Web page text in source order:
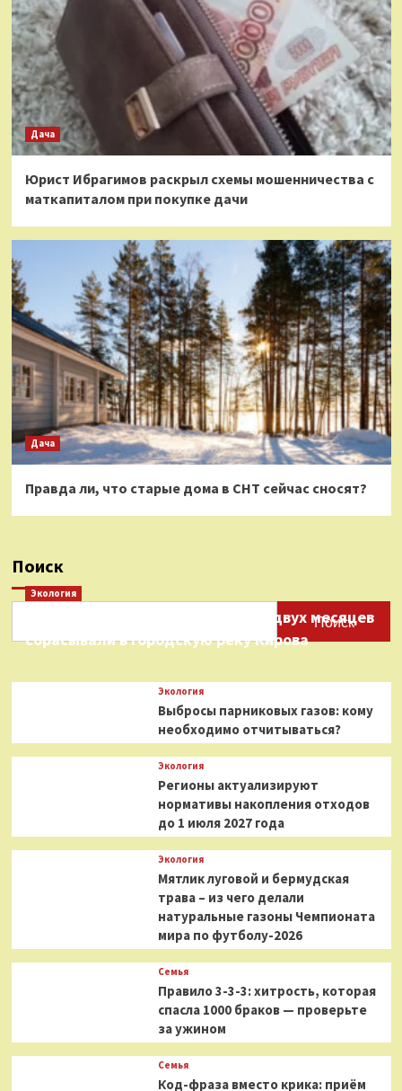
Дача
Юрист Ибрагимов раскрыл схемы мошенничества с
маткапиталом при покупке дачи
Дача
Правда ли, что старые дома в СНТ сейчас сносят?
Поиск
Поиск
Экология
Нефтепродукты на протяжении двух месяцев
сбрасывали в городскую реку Кирова
Экология
Выбросы парниковых газов: кому
необходимо отчитываться?
Экология
Регионы актуализируют
нормативы накопления отходов
до 1 июля 2027 года
Экология
Мятлик луговой и бермудская
трава – из чего делали
натуральные газоны Чемпионата
мира по футболу-2026
Семья
Правило 3-3-3: хитрость, которая
спасла 1000 браков — проверьте
за ужином
Семья
Код-фраза вместо крика: приём